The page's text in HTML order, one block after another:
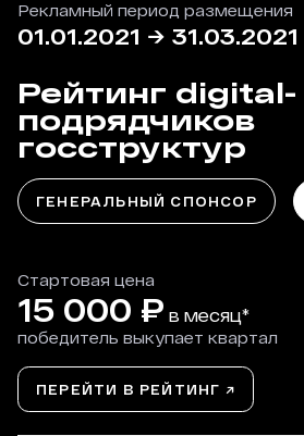
Рекламный период размещения
01.01.2021 → 31.03.2021
Рейтинг digital-
подрядчиков
госструктур
ГЕНЕРАЛЬНЫЙ СПОНСОР
Стартовая цена
15 000 ₽ в месяц*
победитель выкупает квартал
ПЕРЕЙТИ В РЕЙТИНГ ↗